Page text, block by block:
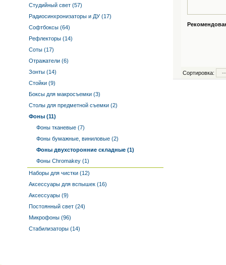
Студийный свет (57)
Радиосинхронизаторы и ДУ (17)
Софтбоксы (64)
Рефлекторы (14)
Соты (17)
Отражатели (6)
Зонты (14)
Стойки (9)
Боксы для макросъемки (3)
Столы для предметной съемки (2)
Фоны (11)
Фоны тканевые (7)
Фоны бумажные, виниловые (2)
Фоны двухсторонние складные (1)
Фоны Chromakey (1)
Наборы для чистки (12)
Аксессуары для вспышек (16)
Аксессуары (9)
Постоянный свет (24)
Микрофоны (96)
Стабилизаторы (14)
Сортировка: